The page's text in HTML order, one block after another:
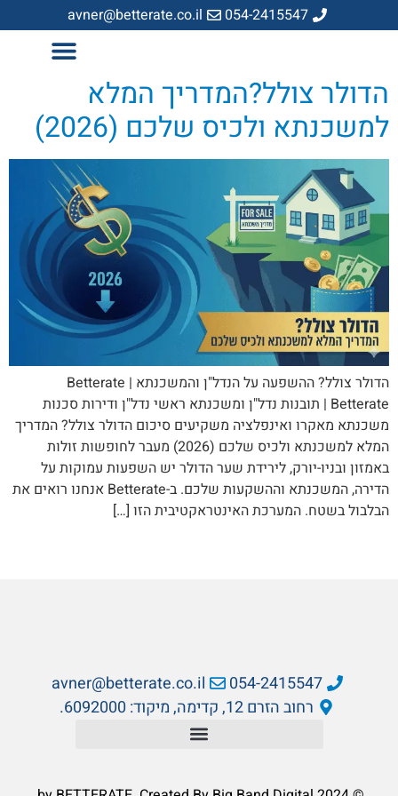
054-2415547
avner@betterate.co.il
הדולר צולל?המדריך המלא
למשכנתא ולכיס שלכם (2026)
הדולר צולל? ההשפעה על הנדל"ן והמשכנתא | Betterate
Betterate | תובנות נדל"ן ומשכנתא ראשי נדל"ן ודירות סכנות
משכנתא מאקרו ואינפלציה משקיעים סיכום הדולר צולל? המדריך
המלא למשכנתא ולכיס שלכם (2026) מעבר לחופשות זולות
באמזון ובניו-יורק, לירידת שער הדולר יש השפעות עמוקות על
הדירה, המשכנתא וההשקעות שלכם. ב-Betterate אנחנו רואים את
הבלבול בשטח. המערכת האינטראקטיבית הזו […]
054-2415547
avner@betterate.co.il
רחוב הזרם 12, קדימה, מיקוד: 6092000.